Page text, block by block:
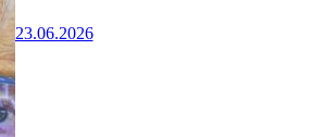
23.06.2026